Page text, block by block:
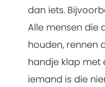
dan iets.
Alle mensen die
houden, rennen
handje klap met
iemand is die